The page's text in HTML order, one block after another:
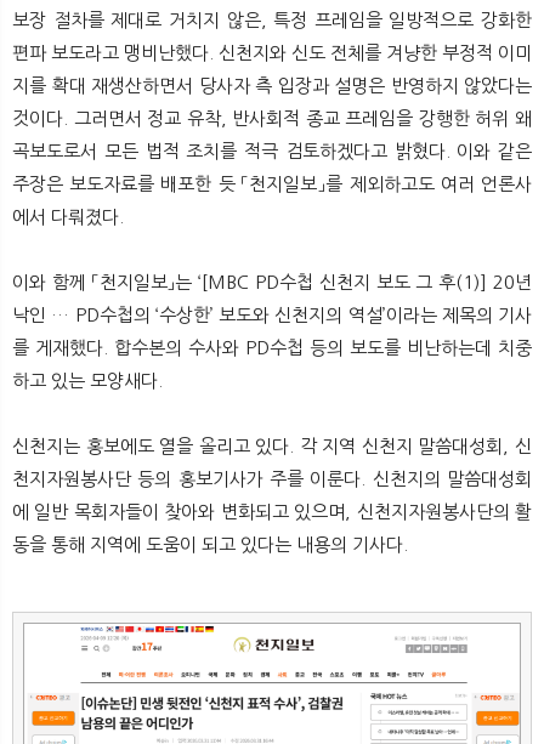
보장 절차를 제대로 거치지 않은, 특정 프레임을 일방적으로 강화한
편파 보도라고 맹비난했다. 신천지와 신도 전체를 겨냥한 부정적 이미
지를 확대 재생산하면서 당사자 측 입장과 설명은 반영하지 않았다는
것이다. 그러면서 정교 유착, 반사회적 종교 프레임을 강행한 허위 왜
곡보도로서 모든 법적 조치를 적극 검토하겠다고 밝혔다. 이와 같은
주장은 보도자료를 배포한 듯 「천지일보」를 제외하고도 여러 언론사
에서 다뤄졌다.
이와 함께 「천지일보」는 ‘[MBC PD수첩 신천지 보도 그 후(1)] 20년
낙인 … PD수첩의 ‘수상한’ 보도와 신천지의 역설’이라는 제목의 기사
를 게재했다. 합수본의 수사와 PD수첩 등의 보도를 비난하는데 치중
하고 있는 모양새다.
신천지는 홍보에도 열을 올리고 있다. 각 지역 신천지 말씀대성회, 신
천지자원봉사단 등의 홍보기사가 주를 이룬다. 신천지의 말씀대성회
에 일반 목회자들이 찾아와 변화되고 있으며, 신천지자원봉사단의 활
동을 통해 지역에 도움이 되고 있다는 내용의 기사다.